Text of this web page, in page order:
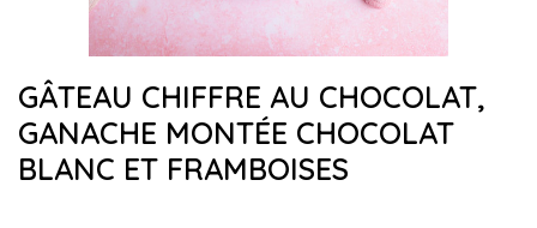
GÂTEAU CHIFFRE AU CHOCOLAT,
GANACHE MONTÉE CHOCOLAT
BLANC ET FRAMBOISES